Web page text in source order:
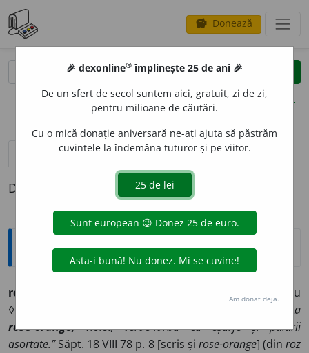
savings Donează
clear
opțiuni
definiții (1)
Definiția cu ID-ul 559306:
Explicative DEX
roz-or
Nuanță de roz care bate în portocaliu
◊
„Saint-Laurent prezintă fuste negre, drepte [...] sau vesta
rose-orange,violet, verde-iarbă cu eșarfe și pălării
asortate.” Săpt. 18 VIII 78 p. 8 [scris și rose-orange] (dinroz
🎉 dexonline® împlinește 25 de ani 🎉
De un sfert de secol suntem aici, gratuit, zi de zi,
pentru milioane de căutări.
Cu o mică donație aniversară ne-ați ajuta să păstrăm
cuvintele la îndemâna tuturor și pe viitor.
Am donat deja.